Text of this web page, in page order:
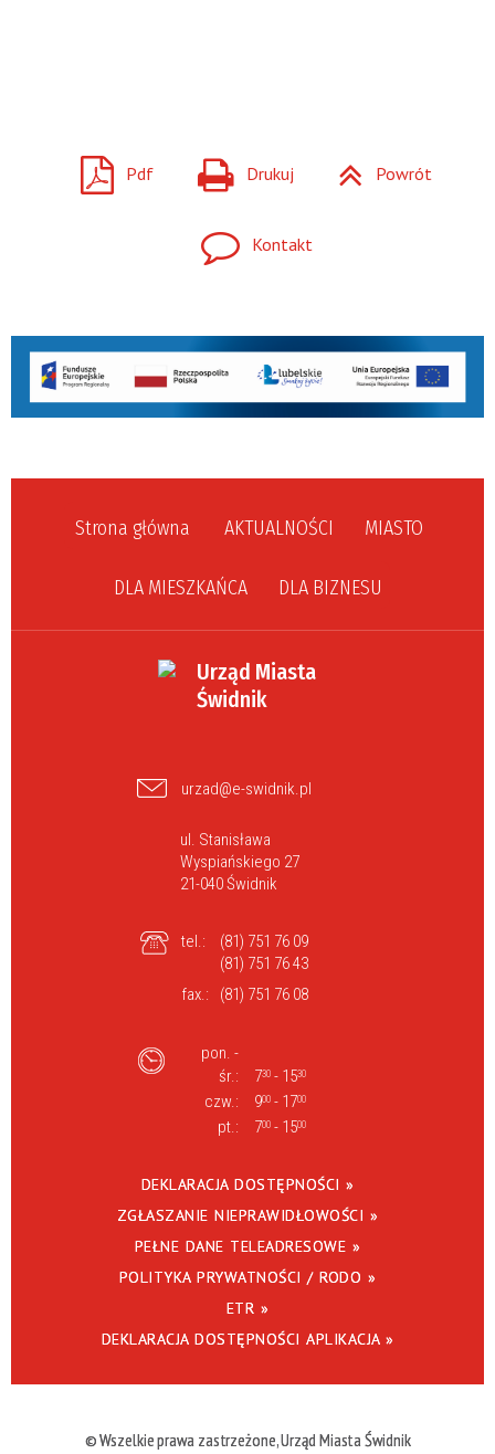
Pdf Drukuj Powrót
Kontakt
Strona główna AKTUALNOŚCI MIASTO
DLA MIESZKAŃCA DLA BIZNESU
Urząd Miasta
Świdnik
urzad@e-swidnik.pl
ul. Stanisława
Wyspiańskiego 27
21-040 Świdnik
tel.:
(81) 751 76 09
(81) 751 76 43
fax.:
(81) 751 76 08
pon. -
śr.:
730 - 1530
czw.: 900 - 1700
pt.: 700 - 1500
DEKLARACJA DOSTĘPNOŚCI »
ZGŁASZANIE NIEPRAWIDŁOWOŚCI »
PEŁNE DANE TELEADRESOWE »
POLITYKA PRYWATNOŚCI / RODO »
ETR »
DEKLARACJA DOSTĘPNOŚCI APLIKACJA »
© Wszelkie prawa zastrzeżone, Urząd Miasta Świdnik